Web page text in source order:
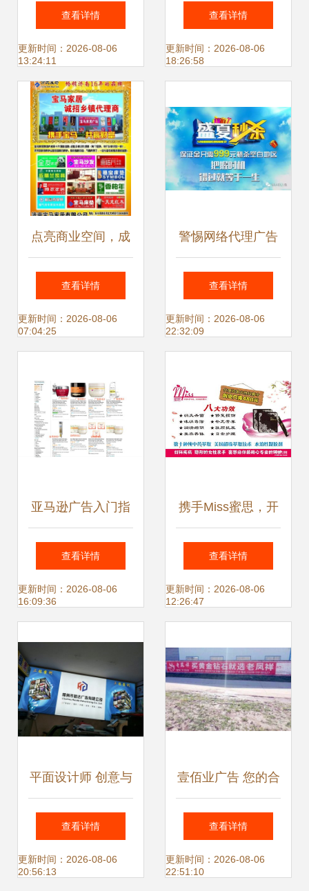
柱广告代理 打造品
牌高速传播新引擎
查看详情
更新时间：2026-08-06
13:24:11
专业连接企业与市
场的桥梁
查看详情
更新时间：2026-08-06
18:26:58
点亮商业空间，成
就品牌梦想——专
业代理家具广场宣
查看详情
更新时间：2026-08-06
07:04:25
警惕网络代理广告
陷阱 理性看待“急
招代理”背后的风险
查看详情
更新时间：2026-08-06
22:32:09
亚马逊广告入门指
南 解析排名机制与
高效投放策略
查看详情
更新时间：2026-08-06
16:09:36
携手Miss蜜思，开
启女性健康事业的
共赢之旅——代理
查看详情
更新时间：2026-08-06
12:26:47
平面设计师 创意与
价值的传递者
查看详情
更新时间：2026-08-06
20:56:13
壹佰业广告 您的合
肥广告设计、制作
与发布一体化解决
查看详情
更新时间：2026-08-06
22:51:10